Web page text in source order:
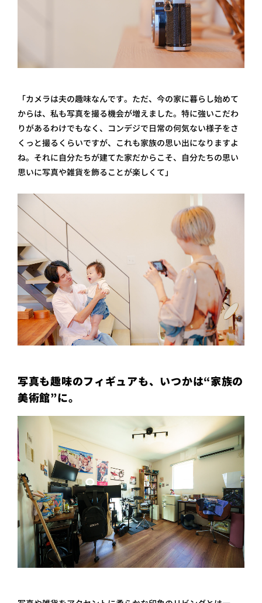
「カメラは夫の趣味なんです。ただ、今の家に暮らし始めて
からは、私も写真を撮る機会が増えました。特に強いこだわ
りがあるわけでもなく、コンデジで日常の何気ない様子をさ
くっと撮るくらいですが、これも家族の思い出になりますよ
ね。それに自分たちが建てた家だからこそ、自分たちの思い
思いに写真や雑貨を飾ることが楽しくて」
写真も趣味のフィギュアも、いつかは“家族の
美術館”に。